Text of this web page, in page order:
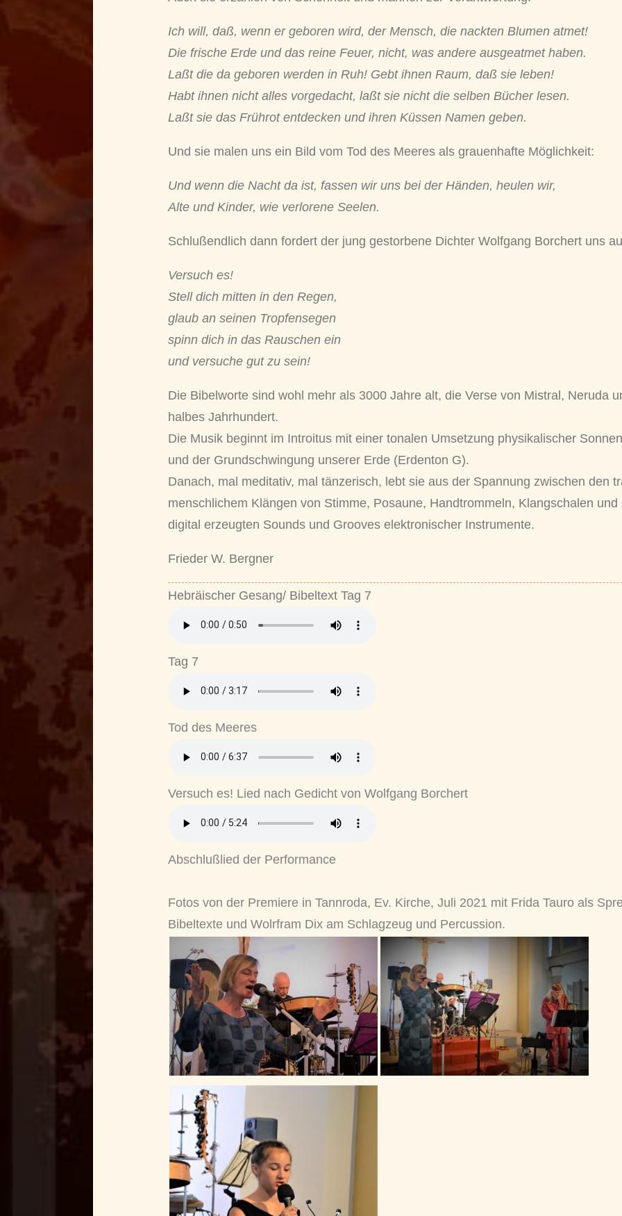
Ich will, daß, wenn er geboren wird, der Mensch, die nackten Blumen atmet!
Die frische Erde und das reine Feuer, nicht, was andere ausgeatmet haben.
Laßt die da geboren werden in Ruh! Gebt ihnen Raum, daß sie leben!
Habt ihnen nicht alles vorgedacht, laßt sie nicht die selben Bücher lesen.
Laßt sie das Frührot entdecken und ihren Küssen Namen geben.
Und sie malen uns ein Bild vom Tod des Meeres als grauenhafte Möglichkeit:
Und wenn die Nacht da ist, fassen wir uns bei der Händen, heulen wir,
Alte und Kinder, wie verlorene Seelen.
Schlußendlich dann fordert der jung gestorbene Dichter Wolfgang Borchert uns
Versuch es!
Stell dich mitten in den Regen,
glaub an seinen Tropfensegen
spinn dich in das Rauschen ein
und versuche gut zu sein!
Die Bibelworte sind wohl mehr als 3000 Jahre alt, die Verse von Mistral, Neruda
halbes Jahrhundert.
Die Musik beginnt im Introitus mit einer tonalen Umsetzung physikalischer
und der Grundschwingung unserer Erde (Erdenton G).
Danach, mal meditativ, mal tänzerisch, lebt sie aus der Spannung zwischen den
menschlichem Klängen von Stimme, Posaune, Handtrommeln, Klangschalen
digital erzeugten Sounds und Grooves elektronischer Instrumente.
Frieder W. Bergner
Hebräischer Gesang/ Bibeltext Tag 7
Tag 7
Tod des Meeres
Versuch es! Lied nach Gedicht von Wolfgang Borchert
Abschlußlied der Performance
Fotos von der Premiere in Tannroda, Ev. Kirche, Juli 2021 mit Frida Tauro als
Bibeltexte und Wolrfram Dix am Schlagzeug und Percussion.